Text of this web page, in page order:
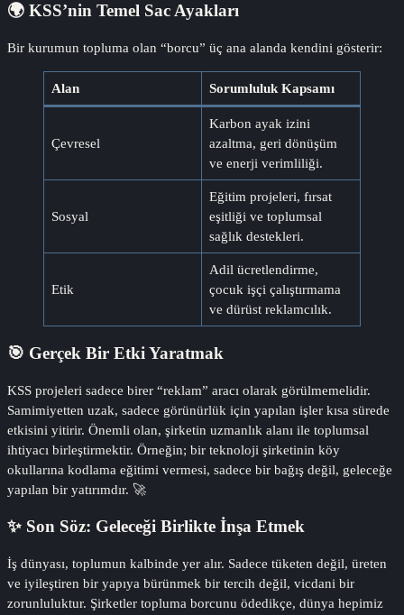
🌍 KSS’nin Temel Sac Ayakları
Bir kurumun topluma olan “borcu” üç ana alanda kendini gösterir:
Alan Sorumluluk Kapsamı
Çevresel
Karbon ayak izini
azaltma, geri dönüşüm
ve enerji verimliliği.
Sosyal
Eğitim projeleri, fırsat
eşitliği ve toplumsal
sağlık destekleri.
Etik
Adil ücretlendirme,
çocuk işçi çalıştırmama
ve dürüst reklamcılık.
🎯 Gerçek Bir Etki Yaratmak
KSS projeleri sadece birer “reklam” aracı olarak görülmemelidir.
Samimiyetten uzak, sadece görünürlük için yapılan işler kısa sürede
etkisini yitirir. Önemli olan, şirketin uzmanlık alanı ile toplumsal
ihtiyacı birleştirmektir. Örneğin; bir teknoloji şirketinin köy
okullarına kodlama eğitimi vermesi, sadece bir bağış değil, geleceğe
yapılan bir yatırımdır. 🚀
✨ Son Söz: Geleceği Birlikte İnşa Etmek
İş dünyası, toplumun kalbinde yer alır. Sadece tüketen değil, üreten
ve iyileştiren bir yapıya bürünmek bir tercih değil, vicdani bir
zorunluluktur. Şirketler topluma borcunu ödedikçe, dünya hepimiz